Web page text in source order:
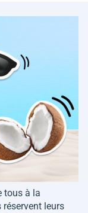
tous à la
réservent leurs